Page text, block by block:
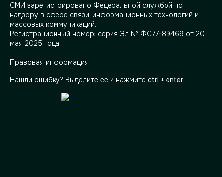
СМИ зарегистрировано Федеральной службой по
надзору в сфере связи, информационных технологий и
массовых коммуникаций.
Регистрационный номер: серия Эл № ФС77-89469 от 20
мая 2025 года.
Правовая информация
Нашли ошибку? Выделите ее и нажмите ctrl + enter